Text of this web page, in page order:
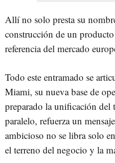
Allí no solo presta su
construcción de un
referencia del mercado
Todo este entramado se
Miami, su nueva base de
preparado la unificación del
paralelo, refuerza un
ambicioso no se libra solo
el terreno del negocio y la